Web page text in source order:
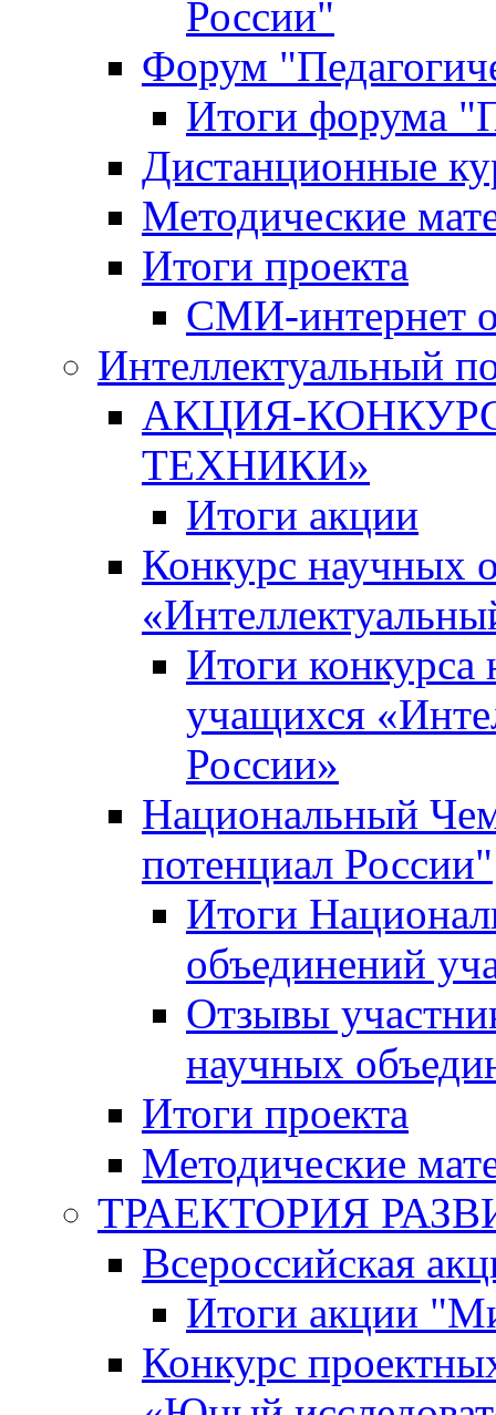
России"
Форум
Итоги форума
Дистанционные
Методические
Итоги проекта
СМИ-интернет
Интеллектуальный
АКЦИЯ-
ТЕХНИКИ»
Итоги акции
Конкурс научных
Итоги
учащихся
России»
Национальный
потенциал России"
Итоги
объединений
Отзывы
научных
Итоги проекта
Методические
ТРАЕКТОРИЯ
Всероссийская
Итоги акции
Конкурс